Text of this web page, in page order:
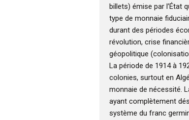
billets) émise par l’État
type de monnaie
durant des périodes
révolution, crise
géopolitique
La période de 1914 à
colonies, surtout en
monnaie de nécessité.
ayant complètement
système du franc